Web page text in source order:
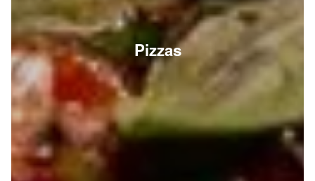
Pizzas